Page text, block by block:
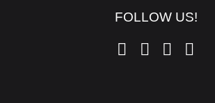
FOLLOW US!